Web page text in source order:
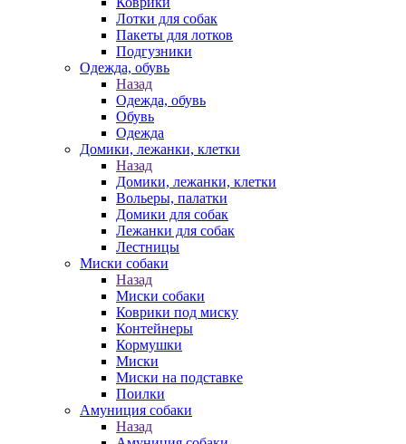
Лотки для собак
Пакеты для лотков
Подгузники
Одежда, обувь
Назад
Одежда, обувь
Обувь
Одежда
Домики, лежанки, клетки
Назад
Домики, лежанки, клетки
Вольеры, палатки
Домики для собак
Лежанки для собак
Лестницы
Миски собаки
Назад
Миски собаки
Коврики под миску
Контейнеры
Кормушки
Миски
Миски на подставке
Поилки
Амуниция собаки
Назад